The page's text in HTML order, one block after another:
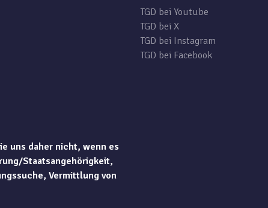
uns daher nicht, wenn es
Staatsangehörigkeit,
Vermittlung von
TGD bei Youtube
TGD bei X
TGD bei Instagram
TGD bei Facebook